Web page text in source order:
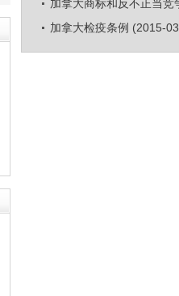
加拿大商标和反不正当竞
加拿大检疫条例 (2015-